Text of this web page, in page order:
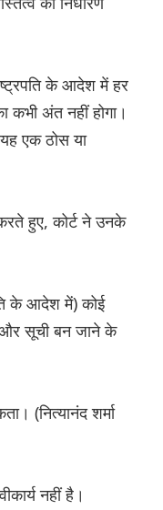
के आदेश में हर
कभी अंत नहीं होगा।
एक ठोस या
हुए, कोर्ट ने उनके
के आदेश में) कोई
और सूची बन जाने के
(नित्यानंद शर्मा
नहीं है।